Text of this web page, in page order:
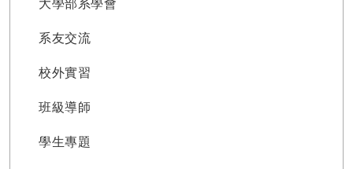
大學部系學會
系友交流
校外實習
班級導師
學生專題